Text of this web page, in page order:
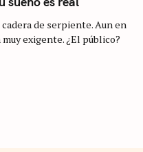
de serpiente. Aun en
exigente. ¿El público?